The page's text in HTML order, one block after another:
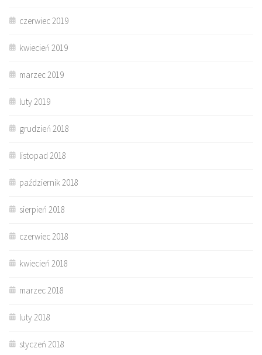
czerwiec 2019
kwiecień 2019
marzec 2019
luty 2019
grudzień 2018
listopad 2018
październik 2018
sierpień 2018
czerwiec 2018
kwiecień 2018
marzec 2018
luty 2018
styczeń 2018